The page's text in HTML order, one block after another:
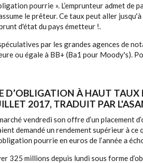
pourrie ». L’emprunteur admet de
le prêteur. Ce taux peut aller
d'état du pays émetteur !.
par les grandes agences de
ou égale à BB+ (Ba1 pour Moody's).
D’OBLIGATION À HAUT TAUX
2017, TRADUIT PAR
vendredi son offre d’un placement
demandé un rendement supérieur à
pourrie en euros de l’année a
325 millions depuis lundi sous forme